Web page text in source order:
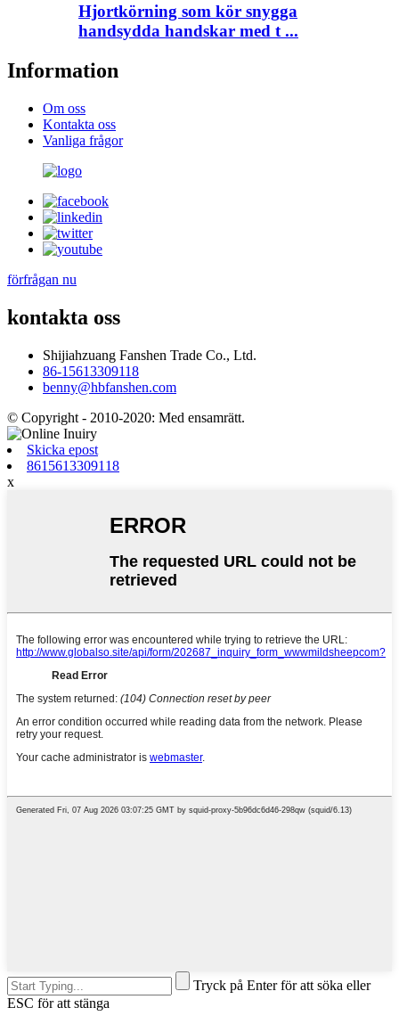
Hjortkörning som kör snygga
handsydda handskar med t ...
Information
Om oss
Kontakta oss
Vanliga frågor
förfrågan nu
kontakta oss
Shijiahzuang Fanshen Trade Co., Ltd.
86-15613309118
benny@hbfanshen.com
© Copyright - 2010-2020: Med ensamrätt.
Skicka epost
8615613309118
x
Tryck på Enter för att söka eller
ESC för att stänga